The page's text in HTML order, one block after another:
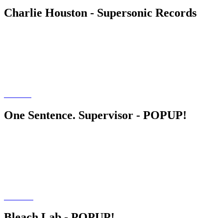
Charlie Houston - Supersonic Records
One Sentence. Supervisor - POPUP!